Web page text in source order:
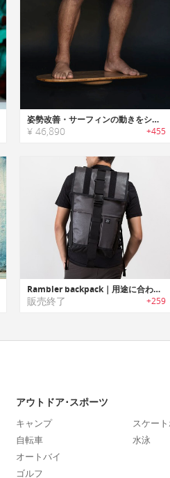
姿勢改善・サーフィンの動きをシミュレーションするスタンディングデスク用ボード
¥ 46,890 +455
Rambler backpack｜用途に合わせてスタイルを変更可能なバックパック「ランブラーバックパック」
販売終了 +259
アウトドア･スポーツ
キャンプ
自転車
オートバイ
ゴルフ
スケー
水泳